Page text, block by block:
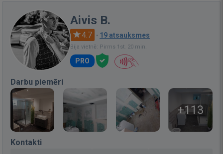
Aivis B.
4.7 · 19 atsauksmes
Bija vietnē: Pirms 1st. 20 min.
PRO
Darbu piemēri
+113
Kontakti